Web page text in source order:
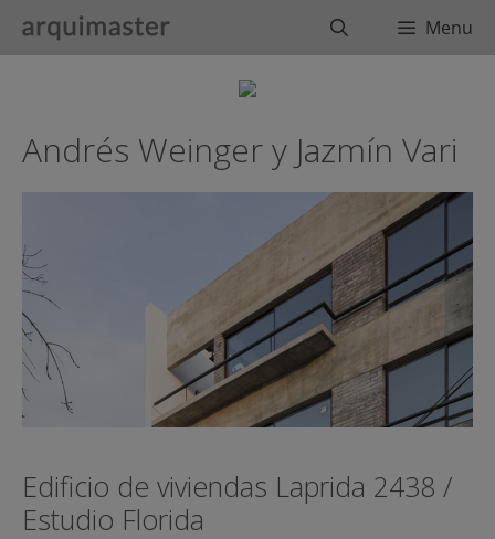
BuscarMenu
Andrés Weinger y Jazmín Vari
Edificio de viviendas Laprida 2438 /
Estudio Florida